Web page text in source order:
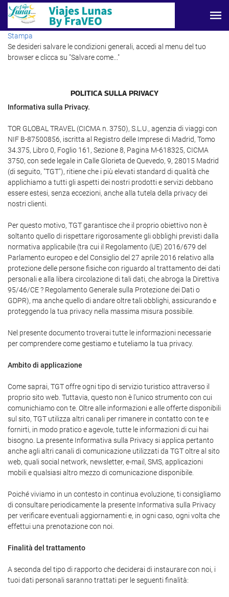
Stampa
Se desideri salvare le condizioni generali, accedi al menu del tuo
browser e clicca su "Salvare come..."
POLITICA SULLA PRIVACY
Informativa sulla Privacy.
TOR GLOBAL TRAVEL (CICMA n. 3750), S.L.U., agenzia di viaggi con
NIF B-87500856, iscritta al Registro delle Imprese di Madrid, Tomo
34.375, Libro 0, Foglio 161, Sezione 8, Pagina M-618325, CICMA
3750, con sede legale in Calle Glorieta de Quevedo, 9, 28015 Madrid
(di seguito, "TGT"), ritiene che i più elevati standard di qualità che
applichiamo a tutti gli aspetti dei nostri prodotti e servizi debbano
essere estesi, senza eccezioni, anche alla tutela della privacy dei
nostri clienti.
Per questo motivo, TGT garantisce che il proprio obiettivo non è
soltanto quello di rispettare rigorosamente gli obblighi previsti dalla
normativa applicabile (tra cui il Regolamento (UE) 2016/679 del
Parlamento europeo e del Consiglio del 27 aprile 2016 relativo alla
protezione delle persone fisiche con riguardo al trattamento dei dati
personali e alla libera circolazione di tali dati, che abroga la Direttiva
95/46/CE ? Regolamento Generale sulla Protezione dei Dati o
GDPR), ma anche quello di andare oltre tali obblighi, assicurando e
proteggendo la tua privacy nella massima misura possibile.
Nel presente documento troverai tutte le informazioni necessarie
per comprendere come gestiamo e tuteliamo la tua privacy.
Ambito di applicazione
Come saprai, TGT offre ogni tipo di servizio turistico attraverso il
proprio sito web. Tuttavia, questo non è l'unico strumento con cui
comunichiamo con te. Oltre alle informazioni e alle offerte disponibili
sul sito, TGT utilizza altri canali per rimanere in contatto con te e
fornirti, in modo pratico e agevole, tutte le informazioni di cui hai
bisogno. La presente Informativa sulla Privacy si applica pertanto
anche agli altri canali di comunicazione utilizzati da TGT oltre al sito
web, quali social network, newsletter, e-mail, SMS, applicazioni
mobili e qualsiasi altro mezzo di comunicazione disponibile.
Poiché viviamo in un contesto in continua evoluzione, ti consigliamo
di consultare periodicamente la presente Informativa sulla Privacy
per verificare eventuali aggiornamenti e, in ogni caso, ogni volta che
effettui una prenotazione con noi.
Finalità del trattamento
A seconda del tipo di rapporto che deciderai di instaurare con noi, i
tuoi dati personali saranno trattati per le seguenti finalità: